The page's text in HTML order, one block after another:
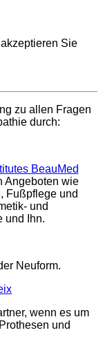
Sie
zu allen Fragen
durch:
BeauMed
Angeboten wie
Fußpflege und
und
und Ihn.
Neuform.
wenn es um
und